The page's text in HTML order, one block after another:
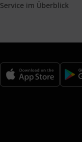
Service im Überblick